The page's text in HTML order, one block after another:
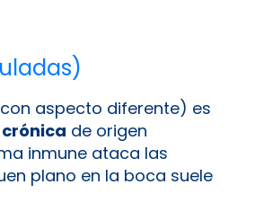
aspecto diferente) es
de origen
inmune ataca las
plano en la boca suele